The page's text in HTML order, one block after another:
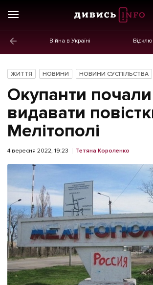
Війна в Україні
Новини
Політика
Економіка
Бізнес
Життя
Культура
Афіша
ІНШЕ
Інтерв'ю
Картки
Репортаж
Прес-
Фото/
Made in
ЖИТТЯ НОВИНИ НОВИНИ СУСПІЛЬСТВА
Окупанти почали
видавати
Мелітополі
4 вересня 2022, 19:23 Тетяна Короленко